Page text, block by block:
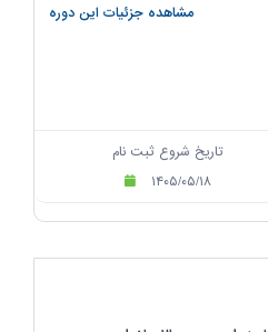
مشاهده جزئیات این دوره
تاریخ شروع ثبت نام
۱۴۰۵/۰۵/۱۸